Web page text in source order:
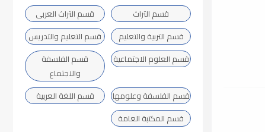
قسم التراث
قسم التراث العربى
قسم التربية والتعليم
قسم التعليم والتدريس
قسم العلوم الاجتماعية
قسم الفلسفة
والاجتماع
قسم الفلسفة وعلومها
قسم اللغة العربية
قسم المكتبة العامة